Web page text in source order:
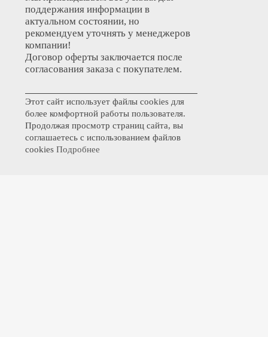
поддержания информации в
актуальном состоянии, но
рекомендуем уточнять у менеджеров
компании!
Договор оферты заключается после
согласования заказа с покупателем.
Этот сайт использует файлы cookies для
более комфортной работы пользователя.
Продолжая просмотр страниц сайта, вы
соглашаетесь с использованием файлов
cookies Подробнее